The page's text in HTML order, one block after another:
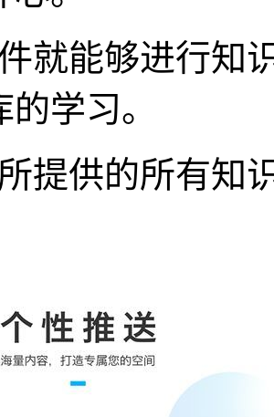
就能够进行知
学习。
提供的所有知